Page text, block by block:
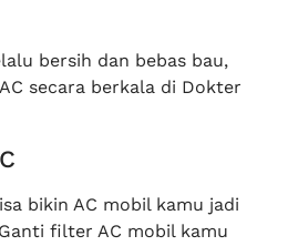
bersih dan bebas bau,
secara berkala di Dokter
bikin AC mobil kamu jadi
filter AC mobil kamu